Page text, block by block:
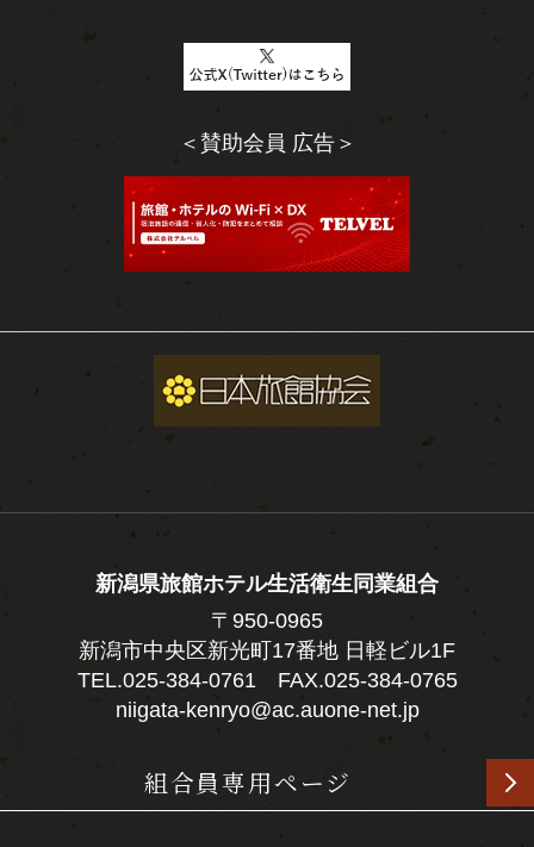
＜賛助会員 広告＞
新潟県旅館ホテル生活衛生同業組合
〒950-0965
新潟市中央区新光町17番地 日軽ビル1F
TEL.025-384-0761FAX.025-384-0765
niigata-kenryo@ac.auone-net.jp
組合員専用ページ